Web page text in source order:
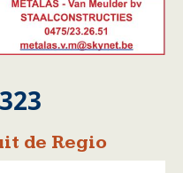
de Regio